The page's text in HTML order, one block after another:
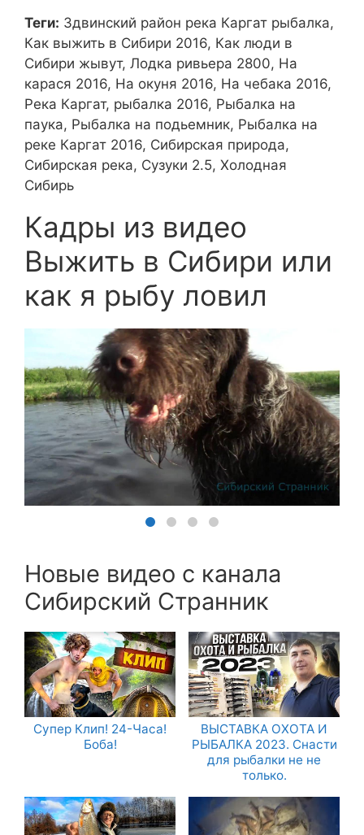
Теги: Здвинский район река Каргат рыбалка,
Как выжить в Сибири 2016, Как люди в
Сибири жывут, Лодка ривьера 2800, На
карася 2016, На окуня 2016, На чебака 2016,
Река Каргат, рыбалка 2016, Рыбалка на
паука, Рыбалка на подьемник, Рыбалка на
реке Каргат 2016, Сибирская природа,
Сибирская река, Сузуки 2.5, Холодная
Сибирь
Кадры из видео
Выжить в Сибири или
как я рыбу ловил
Новые видео с канала
Сибирский Странник
Супер Клип! 24-Часа!
Боба!
ВЫСТАВКА ОХОТА И
РЫБАЛКА 2023. Снасти
для рыбалки не не
только.